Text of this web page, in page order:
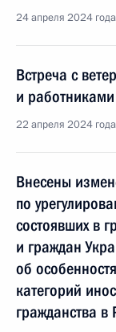
24 апреля 2024
Встреча с
и
22 апреля 2024
Внесены
по
состоявших в
и граждан
об
категорий
гражданства в